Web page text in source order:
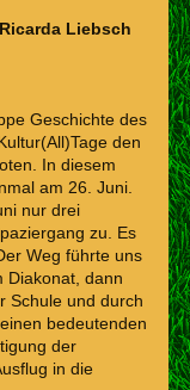
Liebsch
Geschichte des
den
In diesem
am 26. Juni.
nur drei
zu. Es
Weg führte uns
Diakonat, dann
Schule und durch
bedeutenden
der
in die